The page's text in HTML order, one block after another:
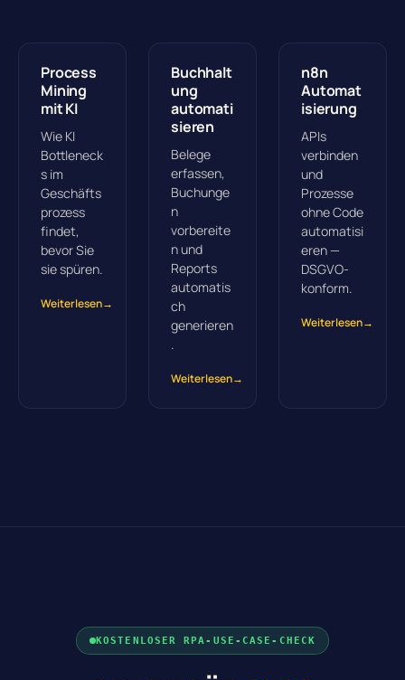
Process
Mining
mit KI
Wie KI
Bottleneck
s im
Geschäfts
prozess
findet,
bevor Sie
sie spüren.
Weiterlesen→
Buchhalt
ung
automati
sieren
Belege
erfassen,
Buchunge
n
vorbereite
n und
Reports
automatis
ch
generieren
.
Weiterlesen→
n8n
Automat
isierung
APIs
verbinden
und
Prozesse
ohne Code
automatisi
eren —
DSGVO-
konform.
Weiterlesen→
KOSTENLOSER RPA-USE-CASE-CHECK